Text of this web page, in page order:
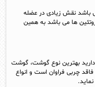
باشد نقش زیادی در عضله
ها می باشد به همین
دارید بهترین نوع گوشت، گوشت
دارای امگا ۳ می باشد، فاقد چربی فراوان است و انواع